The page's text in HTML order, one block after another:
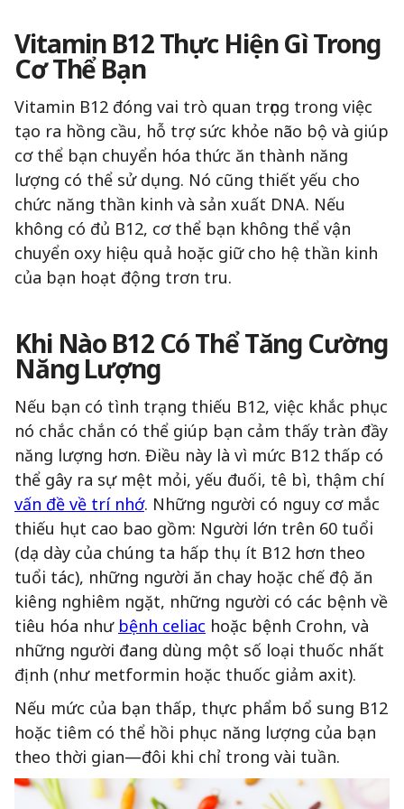
Vitamin B12 Thực Hiện Gì Trong
Cơ Thể Bạn
Vitamin B12 đóng vai trò quan trọng trong việc
tạo ra hồng cầu, hỗ trợ sức khỏe não bộ và giúp
cơ thể bạn chuyển hóa thức ăn thành năng
lượng có thể sử dụng. Nó cũng thiết yếu cho
chức năng thần kinh và sản xuất DNA. Nếu
không có đủ B12, cơ thể bạn không thể vận
chuyển oxy hiệu quả hoặc giữ cho hệ thần kinh
của bạn hoạt động trơn tru.
Khi Nào B12 Có Thể Tăng Cường
Năng Lượng
Nếu bạn có tình trạng thiếu B12, việc khắc phục
nó chắc chắn có thể giúp bạn cảm thấy tràn đầy
năng lượng hơn. Điều này là vì mức B12 thấp có
thể gây ra sự mệt mỏi, yếu đuối, tê bì, thậm chí
vấn đề về trí nhớ. Những người có nguy cơ mắc
thiếu hụt cao bao gồm: Người lớn trên 60 tuổi
(dạ dày của chúng ta hấp thụ ít B12 hơn theo
tuổi tác), những người ăn chay hoặc chế độ ăn
kiêng nghiêm ngặt, những người có các bệnh về
tiêu hóa như bệnh celiac hoặc bệnh Crohn, và
những người đang dùng một số loại thuốc nhất
định (như metformin hoặc thuốc giảm axit).
Nếu mức của bạn thấp, thực phẩm bổ sung B12
hoặc tiêm có thể hồi phục năng lượng của bạn
theo thời gian—đôi khi chỉ trong vài tuần.